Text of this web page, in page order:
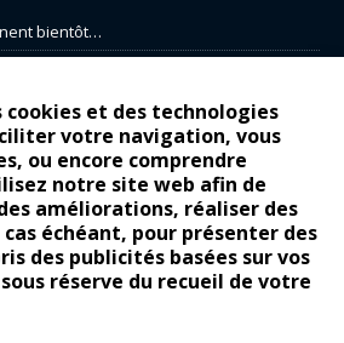
cookies et des technologies
votre navigation, vous
ou encore comprendre
notre site web afin de
améliorations, réaliser des
échéant, pour présenter des
des publicités basées sur vos
réserve du recueil de votre
bientôt…
marque pour Citroën
voyage…
d’une légende
Sandero : pour les gens vrais